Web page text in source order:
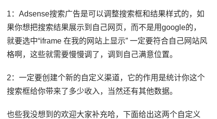
1：Adsense搜索广告是可以调整搜索框和结果样式的，如
果你想把搜索结果展示到自己网页，而不是用google的，
就要选中“iframe 在我的网站上显示” 一定要符合自己网站风
格啊，这些就需要慢慢调了，调到自己满意位置。
2：一定要创建个新的自定义渠道，它的作用是统计你这个
搜索框给你带来了多少收入，当然还有其他数据。
也些我没想到的欢迎大家补充哈，下面给出这两个自定义